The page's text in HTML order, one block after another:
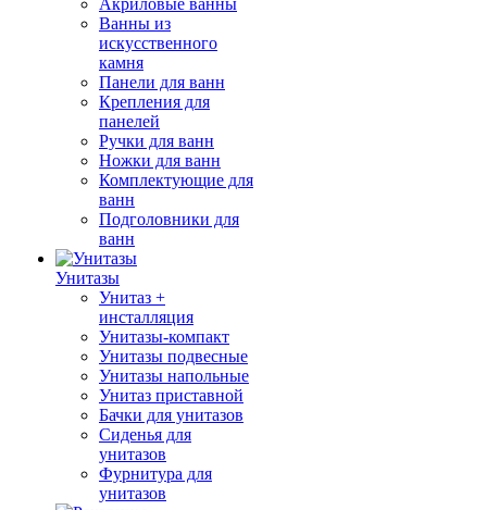
Акриловые ванны
Ванны из
искусственного
камня
Панели для ванн
Крепления для
панелей
Ручки для ванн
Ножки для ванн
Комплектующие для
ванн
Подголовники для
ванн
Унитазы
Унитаз +
инсталляция
Унитазы-компакт
Унитазы подвесные
Унитазы напольные
Унитаз приставной
Бачки для унитазов
Сиденья для
унитазов
Фурнитура для
унитазов